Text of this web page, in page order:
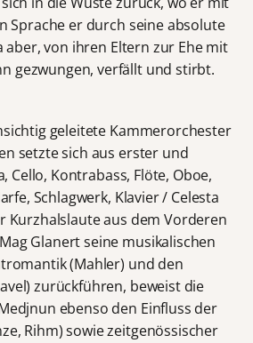
Sprache er durch seine absolute
aber, von ihren Eltern zur Ehe mit
gezwungen, verfällt und stirbt.
geleitete Kammerorchester
setzte sich aus erster und
Cello, Kontrabass, Flöte, Oboe,
Schlagwerk, Klavier / Celesta
Kurzhalslaute aus dem Vorderen
Glanert seine musikalischen
(Mahler) und den
zurückführen, beweist die
ebenso den Einfluss der
Rihm) sowie zeitgenössischer